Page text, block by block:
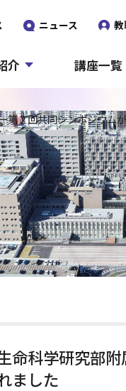
ニュース
介 講座一覧
第２回共同シンポジウム
命科学研究部
ました